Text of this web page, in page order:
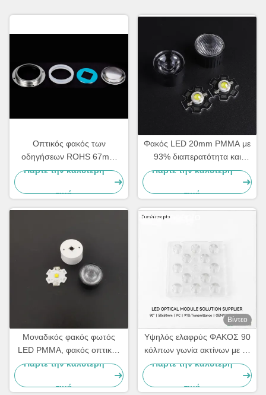
Οπτικός φακός των
οδηγήσεων ROHS 67mm
Dia για 30W 50W των
Πάρτε την καλύτερη
τιμή
Φακός LED 20mm PMMA με
93% διαπερατότητα και
γωνία δέσμης 5 μοιρών για
εφαρμογές στενής δέσμης
Πάρτε την καλύτερη
τιμή
Μοναδικός φακός φωτός
LED PMMA, φακός οπτικής
LED για SMD 3535 LED
Πάρτε την καλύτερη
τιμή
Βίντεο
Υψηλός ελαφρύς ΦΑΚΟΣ 90
κόλπων γωνία ακτίνων με το
στρογγυλό σχέδιο για το
Πάρτε την καλύτερη
τιμή